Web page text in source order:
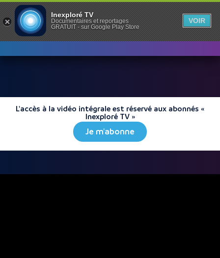
L'accès à la vidéo intégrale est réservé aux abonnés «
Inexploré TV »
Je m'abonne
Inexploré TV
Documentaires et reportages
GRATUIT - sur Google Play Store
VOIR